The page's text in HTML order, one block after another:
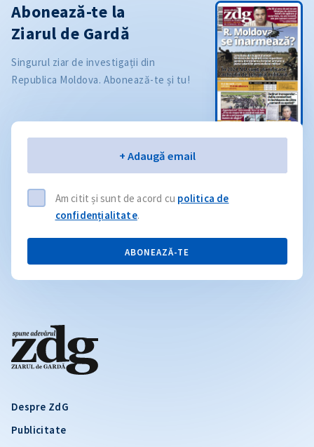
Despre ZdG
Publicitate
Abonează-te la
Ziarul de Gardă
Singurul ziar de investigații din
Republica Moldova. Abonează-te și tu!
+ Adaugă email
Am citit și sunt de acord cu politica de
confidențialitate.
ABONEAZĂ-TE